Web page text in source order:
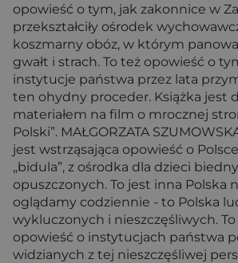
opowieść o tym, jak zakonnice w
przekształciły ośrodek
koszmarny obóz, w którym
gwałt i strach. To też opowieść o
instytucje państwa przez lata
ten ohydny proceder. Książka jest
materiałem na film o mrocznej
Polski”. MAŁGORZATA
jest wstrząsająca opowieść o
„bidula”, z ośrodka dla dzieci
opuszczonych. To jest inna Polska
oglądamy codziennie - to Polska
wykluczonych i nieszczęśliwych.
opowieść o instytucjach państwa
widzianych z tej nieszczęśliwej